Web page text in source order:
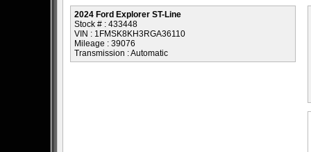
2024 Ford Explorer ST-Line
Stock # : 433448
VIN : 1FMSK8KH3RGA36110
Mileage : 39076
Transmission : Automatic